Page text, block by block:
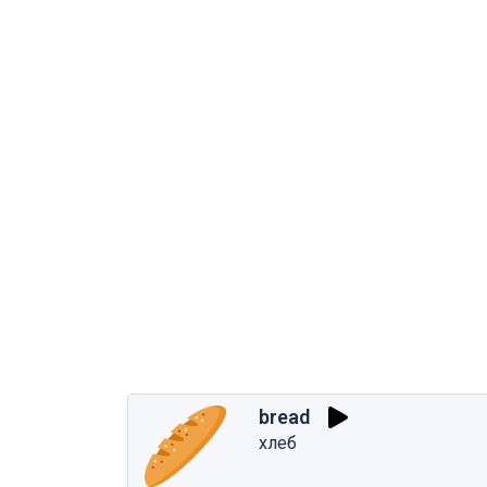
bread
хлеб